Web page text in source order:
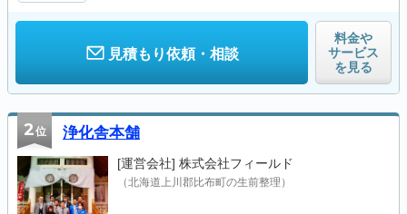
見積もり依頼・相談
料金や
サービス
を見る
2位 浄化舎本舗
[運営会社] 株式会社フィールド
（北海道上川郡比布町の生前整理）